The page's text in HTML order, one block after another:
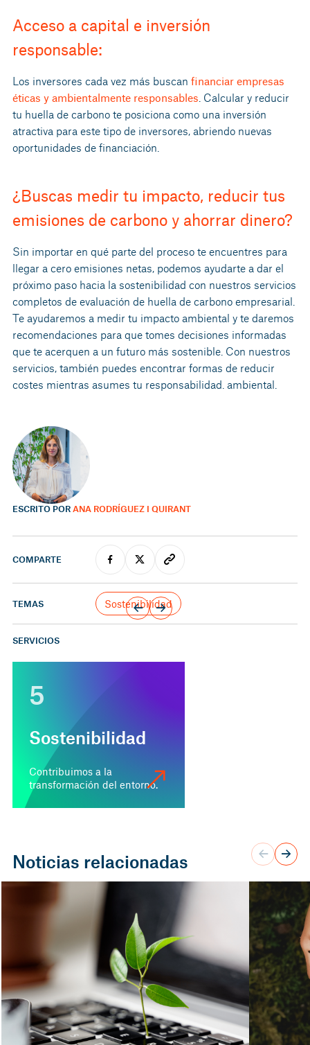
Acceso a capital e inversión
responsable:
Los inversores cada vez más buscan financiar empresas
éticas y ambientalmente responsables . Calcular y reducir
tu huella de carbono te posiciona como una inversión
atractiva para este tipo de inversores, abriendo nuevas
oportunidades de financiación.
¿Buscas medir tu impacto, reducir tus
emisiones de carbono y ahorrar dinero?
Sin importar en qué parte del proceso te encuentres para
llegar a cero emisiones netas, podemos ayudarte a dar el
próximo paso hacia la sostenibilidad con nuestros servicios
completos de evaluación de huella de carbono empresarial.
Te ayudaremos a medir tu impacto ambiental y te daremos
recomendaciones para que tomes decisiones informadas
que te acerquen a un futuro más sostenible. Con nuestros
servicios, también puedes encontrar formas de reducir
costes mientras asumes tu responsabilidad. ambiental.
ESCRITO PORANA RODRÍGUEZ I QUIRANT
COMPARTE
TEMAS Sostenibilidad
SERVICIOS
5
Sostenibilidad
Contribuimos a la
transformación del entorno.
Noticias relacionadas